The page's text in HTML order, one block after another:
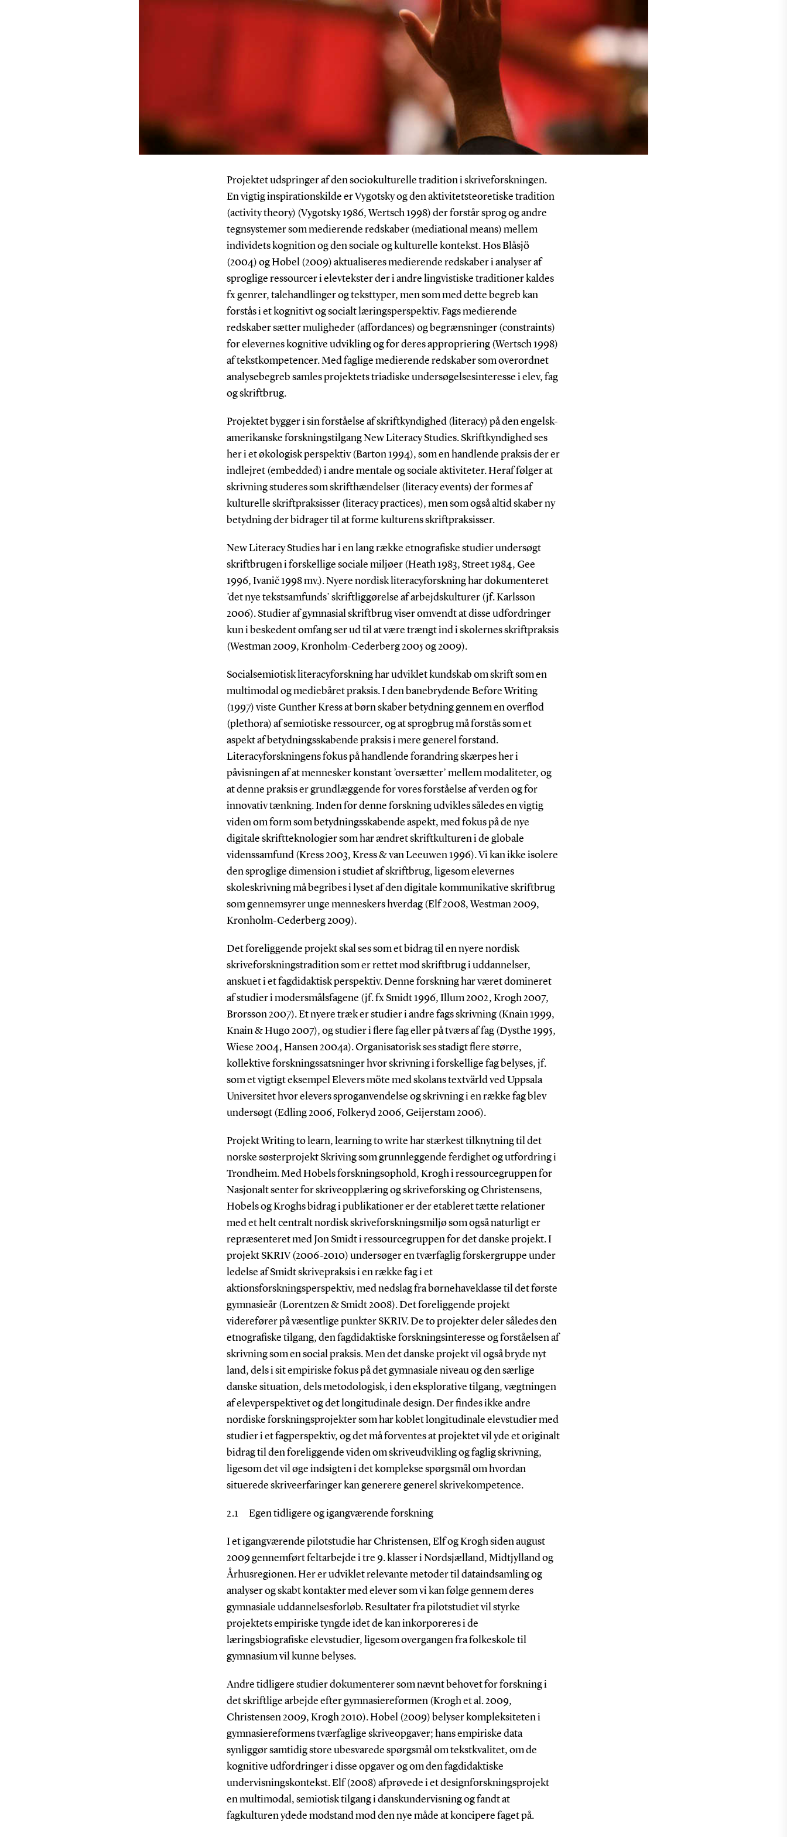
Projektet udspringer af den sociokulturelle tradition i skriveforskningen.
En vigtig inspirationskilde er Vygotsky og den aktivitetsteoretiske tradition
(activity theory) (Vygotsky 1986, Wertsch 1998) der forstår sprog og andre
tegnsystemer som medierende redskaber (mediational means) mellem
individets kognition og den sociale og kulturelle kontekst. Hos Blåsjö
(2004) og Hobel (2009) aktualiseres medierende redskaber i analyser af
sproglige ressourcer i elevtekster der i andre lingvistiske traditioner kaldes
fx genrer, talehandlinger og teksttyper, men som med dette begreb kan
forstås i et kognitivt og socialt læringsperspektiv. Fags medierende
redskaber sætter muligheder (affordances) og begrænsninger (constraints)
for elevernes kognitive udvikling og for deres appropriering (Wertsch 1998)
af tekstkompetencer. Med faglige medierende redskaber som overordnet
analysebegreb samles projektets triadiske undersøgelsesinteresse i elev, fag
og skriftbrug.
Projektet bygger i sin forståelse af skriftkyndighed (literacy) på den engelsk-
amerikanske forskningstilgang New Literacy Studies. Skriftkyndighed ses
her i et økologisk perspektiv (Barton 1994), som en handlende praksis der er
indlejret (embedded) i andre mentale og sociale aktiviteter. Heraf følger at
skrivning studeres som skrifthændelser (literacy events) der formes af
kulturelle skriftpraksisser (literacy practices), men som også altid skaber ny
betydning der bidrager til at forme kulturens skriftpraksisser.
New Literacy Studies har i en lang række etnografiske studier undersøgt
skriftbrugen i forskellige sociale miljøer (Heath 1983, Street 1984, Gee
1996, Ivanič 1998 mv.). Nyere nordisk literacyforskning har dokumenteret
’det nye tekstsamfunds’ skriftliggørelse af arbejdskulturer (jf. Karlsson
2006). Studier af gymnasial skriftbrug viser omvendt at disse udfordringer
kun i beskedent omfang ser ud til at være trængt ind i skolernes skriftpraksis
(Westman 2009, Kronholm-Cederberg 2005 og 2009).
Socialsemiotisk literacyforskning har udviklet kundskab om skrift som en
multimodal og mediebåret praksis. I den banebrydende Before Writing
(1997) viste Gunther Kress at børn skaber betydning gennem en overflod
(plethora) af semiotiske ressourcer, og at sprogbrug må forstås som et
aspekt af betydningsskabende praksis i mere generel forstand.
Literacyforskningens fokus på handlende forandring skærpes her i
påvisningen af at mennesker konstant ’oversætter’ mellem modaliteter, og
at denne praksis er grundlæggende for vores forståelse af verden og for
innovativ tænkning. Inden for denne forskning udvikles således en vigtig
viden om form som betydningsskabende aspekt, med fokus på de nye
digitale skriftteknologier som har ændret skriftkulturen i de globale
videnssamfund (Kress 2003, Kress & van Leeuwen 1996). Vi kan ikke isolere
den sproglige dimension i studiet af skriftbrug, ligesom elevernes
skoleskrivning må begribes i lyset af den digitale kommunikative skriftbrug
som gennemsyrer unge menneskers hverdag (Elf 2008, Westman 2009,
Kronholm-Cederberg 2009).
Det foreliggende projekt skal ses som et bidrag til en nyere nordisk
skriveforskningstradition som er rettet mod skriftbrug i uddannelser,
anskuet i et fagdidaktisk perspektiv. Denne forskning har været domineret
af studier i modersmålsfagene (jf. fx Smidt 1996, Illum 2002, Krogh 2007,
Brorsson 2007). Et nyere træk er studier i andre fags skrivning (Knain 1999,
Knain & Hugo 2007), og studier i flere fag eller på tværs af fag (Dysthe 1995,
Wiese 2004, Hansen 2004a). Organisatorisk ses stadigt flere større,
kollektive forskningssatsninger hvor skrivning i forskellige fag belyses, jf.
som et vigtigt eksempel Elevers möte med skolans textvärld ved Uppsala
Universitet hvor elevers sproganvendelse og skrivning i en række fag blev
undersøgt (Edling 2006, Folkeryd 2006, Geijerstam 2006).
Projekt Writing to learn, learning to write har stærkest tilknytning til det
norske søsterprojekt Skriving som grunnleggende ferdighet og utfordring i
Trondheim. Med Hobels forskningsophold, Krogh i ressourcegruppen for
Nasjonalt senter for skriveopplæring og skriveforsking og Christensens,
Hobels og Kroghs bidrag i publikationer er der etableret tætte relationer
med et helt centralt nordisk skriveforskningsmiljø som også naturligt er
repræsenteret med Jon Smidt i ressourcegruppen for det danske projekt. I
projekt SKRIV (2006-2010) undersøger en tværfaglig forskergruppe under
ledelse af Smidt skrivepraksis i en række fag i et
aktionsforskningsperspektiv, med nedslag fra børnehaveklasse til det første
gymnasieår (Lorentzen & Smidt 2008). Det foreliggende projekt
viderefører på væsentlige punkter SKRIV. De to projekter deler således den
etnografiske tilgang, den fagdidaktiske forskningsinteresse og forståelsen af
skrivning som en social praksis. Men det danske projekt vil også bryde nyt
land, dels i sit empiriske fokus på det gymnasiale niveau og den særlige
danske situation, dels metodologisk, i den eksplorative tilgang, vægtningen
af elevperspektivet og det longitudinale design. Der findes ikke andre
nordiske forskningsprojekter som har koblet longitudinale elevstudier med
studier i et fagperspektiv, og det må forventes at projektet vil yde et originalt
bidrag til den foreliggende viden om skriveudvikling og faglig skrivning,
ligesom det vil øge indsigten i det komplekse spørgsmål om hvordan
situerede skriveerfaringer kan generere generel skrivekompetence.
2.1 Egen tidligere og igangværende forskning
I et igangværende pilotstudie har Christensen, Elf og Krogh siden august
2009 gennemført feltarbejde i tre 9. klasser i Nordsjælland, Midtjylland og
Århusregionen. Her er udviklet relevante metoder til dataindsamling og
analyser og skabt kontakter med elever som vi kan følge gennem deres
gymnasiale uddannelsesforløb. Resultater fra pilotstudiet vil styrke
projektets empiriske tyngde idet de kan inkorporeres i de
læringsbiografiske elevstudier, ligesom overgangen fra folkeskole til
gymnasium vil kunne belyses.
Andre tidligere studier dokumenterer som nævnt behovet for forskning i
det skriftlige arbejde efter gymnasiereformen (Krogh et al. 2009,
Christensen 2009, Krogh 2010). Hobel (2009) belyser kompleksiteten i
gymnasiereformens tværfaglige skriveopgaver; hans empiriske data
synliggør samtidig store ubesvarede spørgsmål om tekstkvalitet, om de
kognitive udfordringer i disse opgaver og om den fagdidaktiske
undervisningskontekst. Elf (2008) afprøvede i et designforskningsprojekt
en multimodal, semiotisk tilgang i danskundervisning og fandt at
fagkulturen ydede modstand mod den nye måde at koncipere faget på.